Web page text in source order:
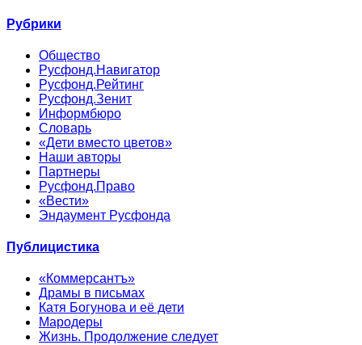
Рубрики
Общество
Русфонд.Навигатор
Русфонд.Рейтинг
Русфонд.Зенит
Информбюро
Словарь
«Дети вместо цветов»
Наши авторы
Партнеры
Русфонд.Право
«Вести»
Эндаумент Русфонда
Публицистика
«Коммерсантъ»
Драмы в письмах
Катя Богунова и её дети
Мародеры
Жизнь. Продолжение следует